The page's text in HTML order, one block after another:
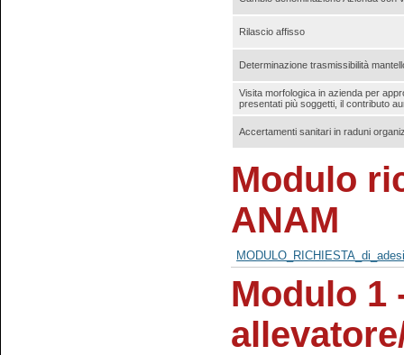
Rilascio affisso
Determinazione trasmissibilità
Visita morfologica in azienda per
presentati più soggetti, il contributo
Accertamenti sanitari in raduni
Modulo
ANAM
Modulo 1